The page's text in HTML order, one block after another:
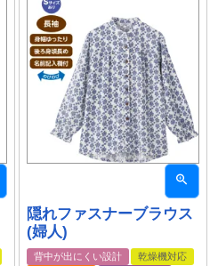
隠れファスナーブラウス
(婦人)
背中が出にくい設計
乾燥機対応